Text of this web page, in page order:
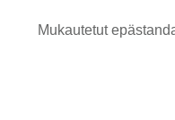
Mukautetut